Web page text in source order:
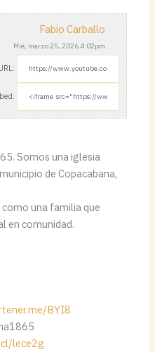
Fabio Carballo
Mié, marzo 25, 2026 4:02pm
Somos una iglesia
de Copacabana,
una familia que
en comunidad.
BYI8
lece2g